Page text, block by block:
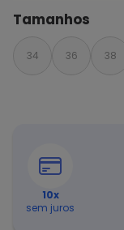
Tamanhos
34 36 38
10x
sem juros